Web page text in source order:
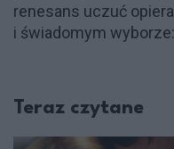
renesans uczuć
i świadomym
Teraz czytane